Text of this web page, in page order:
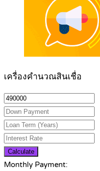
เครื่องคำนวณสินเชื่อ
Calculate
Monthly Payment: